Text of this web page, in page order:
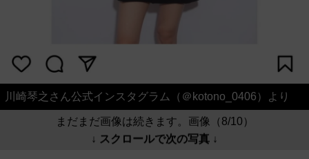
川崎琴之さん公式インスタグラム（＠kotono_0406）より
まだまだ画像は続きます。画像（8/10）
↓ スクロールで次の写真 ↓